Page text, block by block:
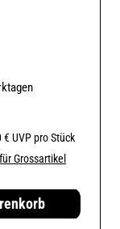
UVP pro Stück
Grossartikel